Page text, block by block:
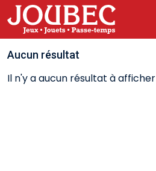
Aucun résultat
Il n'y a aucun résultat à afficher